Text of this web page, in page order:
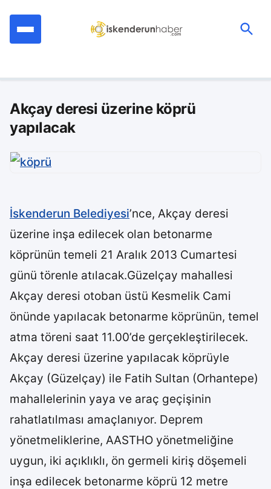
Akçay deresi üzerine köprü
yapılacak
İskenderun Belediyesi’nce, Akçay deresi
üzerine inşa edilecek olan betonarme
köprünün temeli 21 Aralık 2013 Cumartesi
günü törenle atılacak.Güzelçay mahallesi
Akçay deresi otoban üstü Kesmelik Cami
önünde yapılacak betonarme köprünün, temel
atma töreni saat 11.00’de gerçekleştirilecek.
Akçay deresi üzerine yapılacak köprüyle
Akçay (Güzelçay) ile Fatih Sultan (Orhantepe)
mahallelerinin yaya ve araç geçişinin
rahatlatılması amaçlanıyor. Deprem
yönetmeliklerine, AASTHO yönetmeliğine
uygun, iki açıklıklı, ön germeli kiriş döşemeli
inşa edilecek betonarme köprü 12 metre